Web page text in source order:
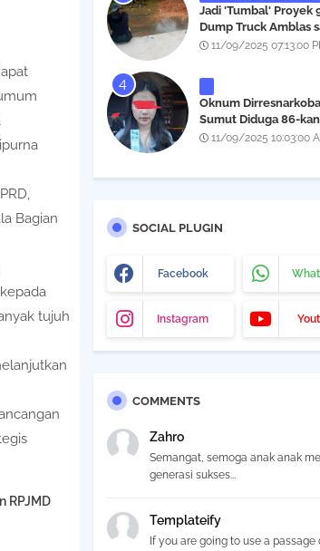
Bagian
tujuh
RPJMD
‎Jadi 'Tumbal' Proyek
Dump Truck Amblas
Lintasi Timbunan
11/09/2025 07:13:00
Oknum
Sumut Diduga 86-
Narkoba Yang
11/09/2025 10:03:00
SOCIAL PLUGIN
Facebook
Instagram
COMMENTS
Zahro
Semangat, semoga anak anak
generasi sukses...
Templateify
If you are going to use a passage